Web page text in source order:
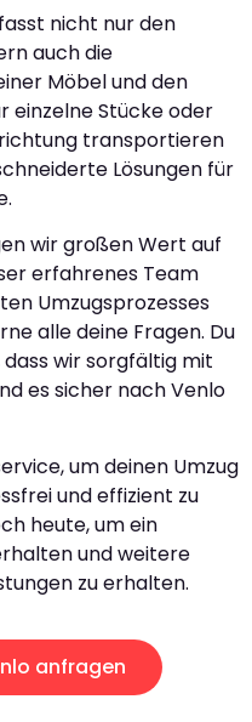
nicht nur den
auch die
Möbel und den
einzelne Stücke oder
transportieren
Lösungen für
wir großen Wert auf
erfahrenes Team
Umzugsprozesses
alle deine Fragen. Du
wir sorgfältig mit
es sicher nach Venlo
um deinen Umzug
und effizient zu
heute, um ein
und weitere
zu erhalten.
anfragen